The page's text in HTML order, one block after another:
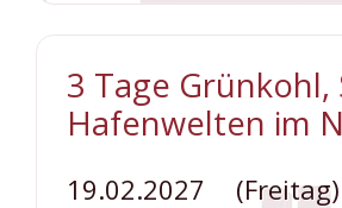
3 Tage Grünkohl,
Hafenwelten im
19.02.2027 (Freitag)